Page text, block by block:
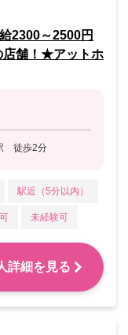
2300～2500円
店舗！★アットホ
徒歩2分
駅近（5分以内）
未経験可
詳細を見る